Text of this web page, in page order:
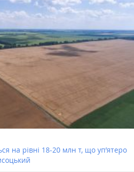
на рівні 18-20 млн т, що уп’ятеро